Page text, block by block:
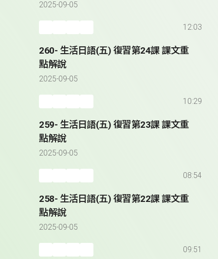
2025-09-05
12:03
260- 生活日語(五) 復習第24課 課文重
點解說
2025-09-05
10:29
259- 生活日語(五) 復習第23課 課文重
點解說
2025-09-05
08:54
258- 生活日語(五) 復習第22課 課文重
點解說
2025-09-05
09:51